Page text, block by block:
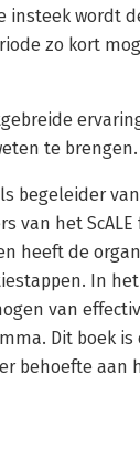
insteek wordt
zo kort
te brengen.
begeleider
van het
heeft de
In
van
Dit boek
behoefte aan